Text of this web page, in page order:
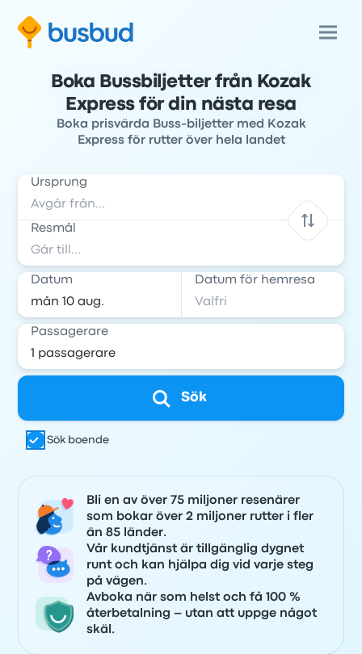
Boka Bussbiljetter från Kozak
Express för din nästa resa
Boka prisvärda Buss-biljetter med Kozak
Express för rutter över hela landet
Ursprung
Resmål
Datum Datum för hemresa
Passagerare
Sök
Sök boende
Bli en av över 75 miljoner resenärer
som bokar över 2 miljoner rutter i fler
än 85 länder.
Vår kundtjänst är tillgänglig dygnet
runt och kan hjälpa dig vid varje steg
på vägen.
Avboka när som helst och få 100 %
återbetalning – utan att uppge något
skäl.